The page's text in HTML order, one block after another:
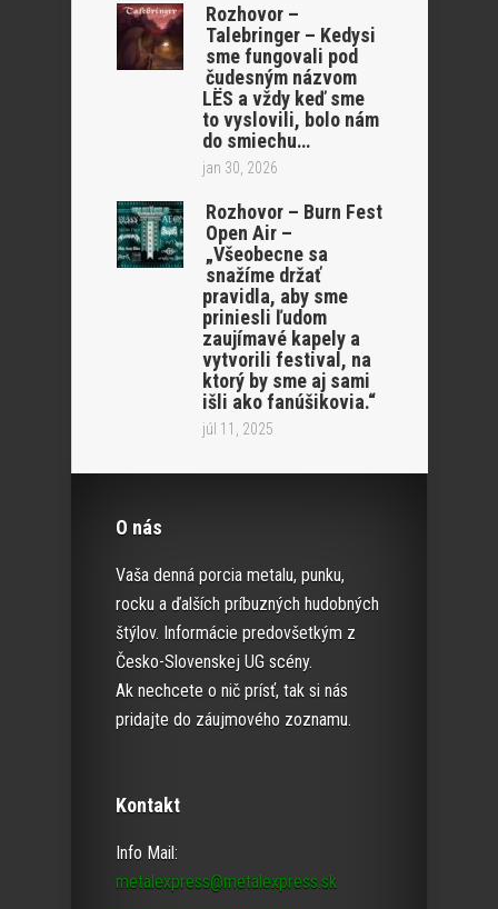
Rozhovor –
Talebringer – Kedysi
sme fungovali pod
čudesným názvom
LËS a vždy keď sme
to vyslovili, bolo nám
do smiechu…
jan 30, 2026
Rozhovor – Burn Fest
Open Air –
„Všeobecne sa
snažíme držať
pravidla, aby sme
priniesli ľudom
zaujímavé kapely a
vytvorili festival, na
ktorý by sme aj sami
išli ako fanúšikovia.“
júl 11, 2025
O nás
Vaša denná porcia metalu, punku,
rocku a ďalších príbuzných hudobných
štýlov. Informácie predovšetkým z
Česko-Slovenskej UG scény.
Ak nechcete o nič prísť, tak si nás
pridajte do záujmového zoznamu.
Kontakt
Info Mail:
metalexpress@metalexpress.sk